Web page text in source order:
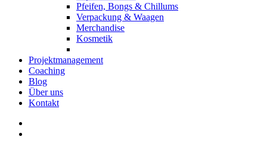
Pfeifen, Bongs & Chillums
Verpackung & Waagen
Merchandise
Kosmetik
Projektmanagement
Coaching
Blog
Über uns
Kontakt